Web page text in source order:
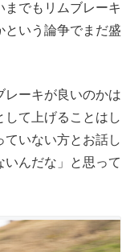
までもリムブレーキ
という論争でまだ盛
レーキが良いのかは
て上げることはし
ていない方とお話し
いんだな」と思って